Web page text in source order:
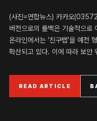
(사진=연합뉴스) 카카오
버전으로의 롤백은 기술적으로
온라인에서는 ‘친구탭’을 예전
확산되고 있다. 이에 따라 보안
READ ARTICLE